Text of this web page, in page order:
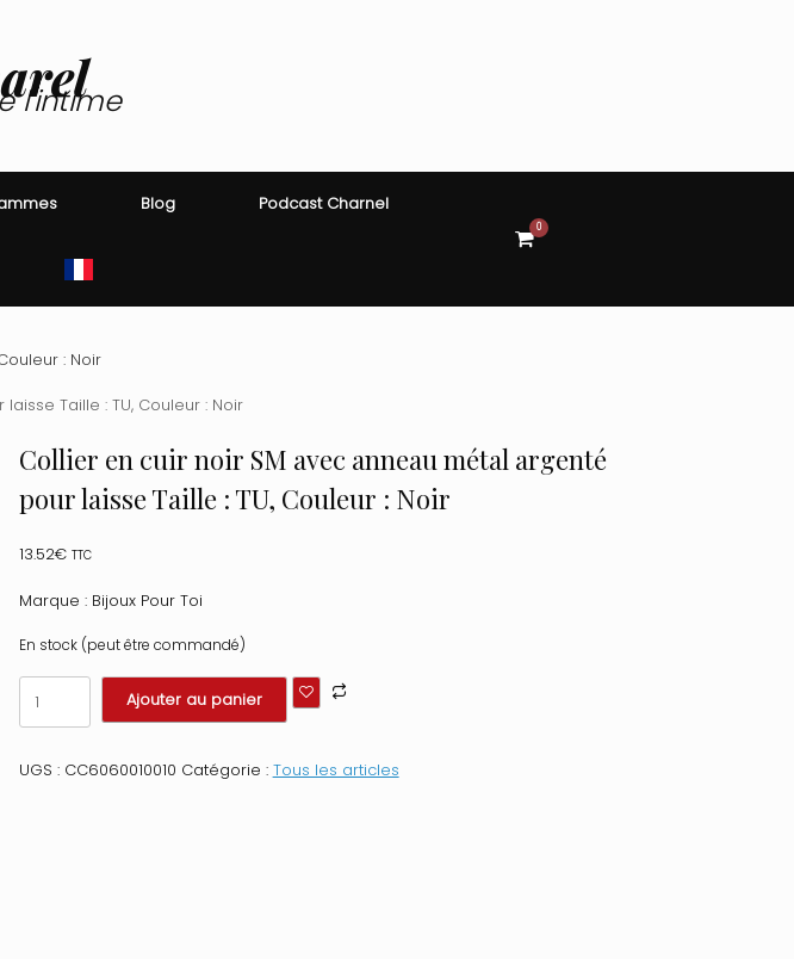
l'intime
Blog Podcast Charnel
View
shopping
0
: Noir
Taille : TU, Couleur : Noir
Collier en cuir noir SM avec anneau métal argenté
pour laisse Taille : TU, Couleur : Noir
13.52€ TTC
Marque : Bijoux Pour Toi
En stock (peut être commandé)
quantité
de
Collier
cuir
Ajouter au panier
UGS : CC6060010010 Catégorie : Tous les articles